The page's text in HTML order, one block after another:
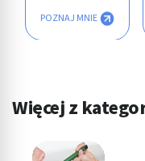
POZNAJ MNIE
Więcej z